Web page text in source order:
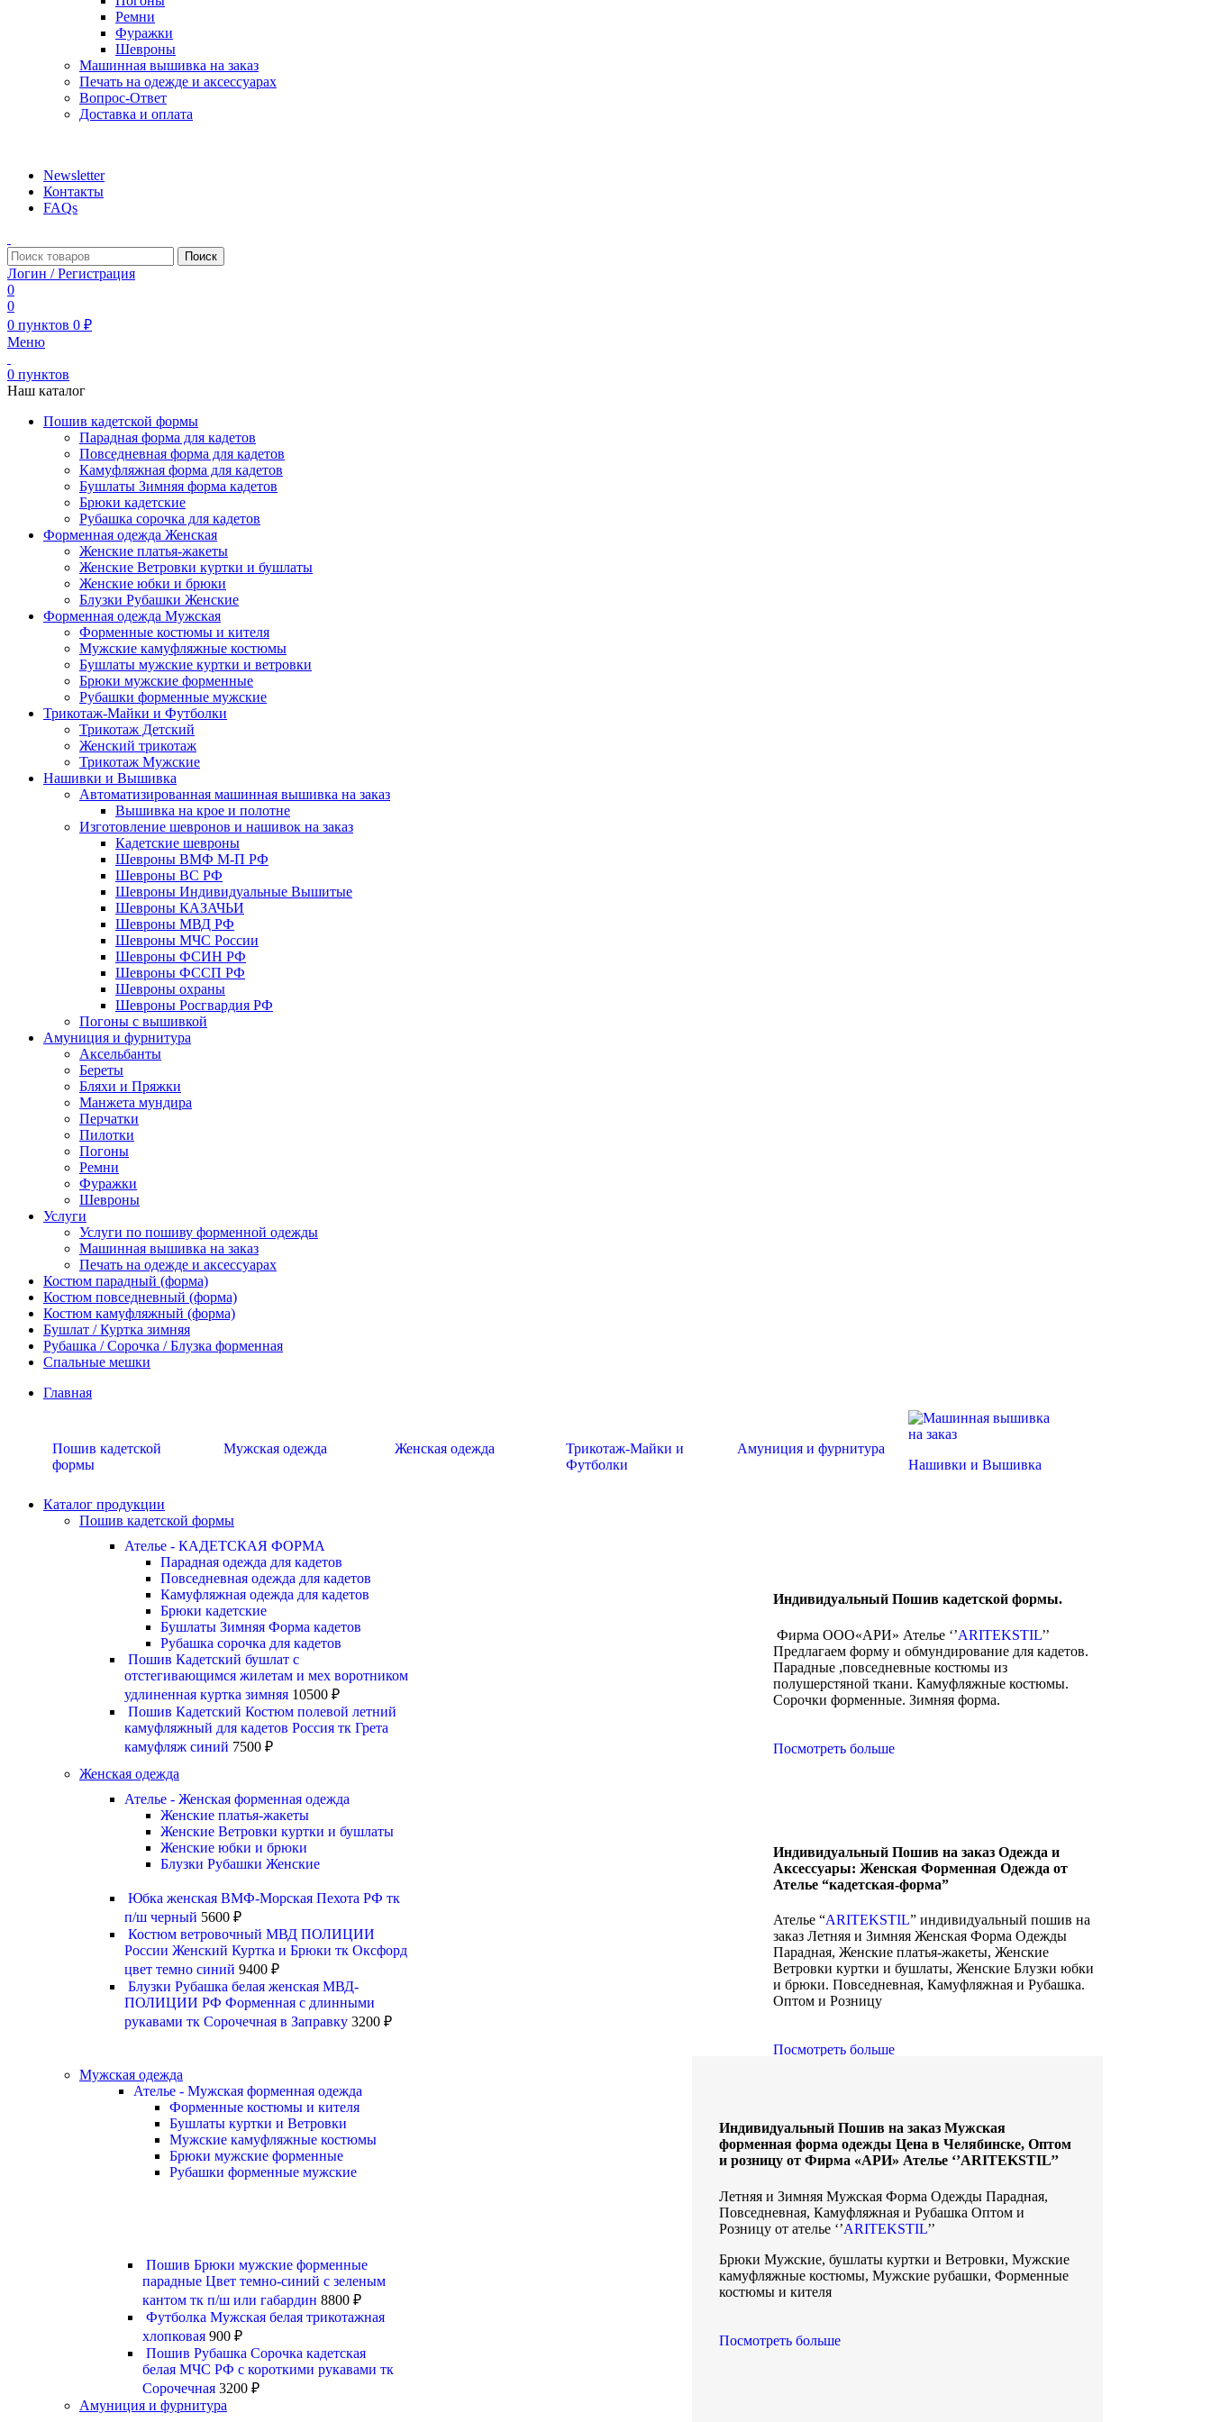
Ремни
Фуражки
Шевроны
Машинная вышивка на заказ
Печать на одежде и аксессуарах
Вопрос-Ответ
Доставка и оплата
Newsletter
Контакты
FAQs
Поиск
Логин / Регистрация
0
0
0 пунктов 0 ₽
Меню
0 пунктов
Наш каталог
Пошив кадетской формы
Парадная форма для кадетов
Повседневная форма для кадетов
Камуфляжная форма для кадетов
Бушлаты Зимняя форма кадетов
Брюки кадетские
Рубашка сорочка для кадетов
Форменная одежда Женская
Женские платья-жакеты
Женские Ветровки куртки и бушлаты
Женские юбки и брюки
Блузки Рубашки Женские
Форменная одежда Мужская
Форменные костюмы и кителя
Мужские камуфляжные костюмы
Бушлаты мужские куртки и ветровки
Брюки мужские форменные
Рубашки форменные мужские
Трикотаж-Майки и Футболки
Трикотаж Детский
Женский трикотаж
Трикотаж Мужские
Нашивки и Вышивка
Автоматизированная машинная вышивка на заказ
Вышивка на крое и полотне
Изготовление шевронов и нашивок на заказ
Кадетские шевроны
Шевроны ВМФ М-П РФ
Шевроны ВС РФ
Шевроны Индивидуальные Вышитые
Шевроны КАЗАЧЬИ
Шевроны МВД РФ
Шевроны МЧС России
Шевроны ФСИН РФ
Шевроны ФССП РФ
Шевроны охраны
Шевроны Росгвардия РФ
Погоны с вышивкой
Амуниция и фурнитура
Аксельбанты
Береты
Бляхи и Пряжки
Манжета мундира
Перчатки
Пилотки
Погоны
Ремни
Фуражки
Шевроны
Услуги
Услуги по пошиву форменной одежды
Машинная вышивка на заказ
Печать на одежде и аксессуарах
Костюм парадный (форма)
Костюм повседневный (форма)
Костюм камуфляжный (форма)
Бушлат / Куртка зимняя
Рубашка / Сорочка / Блузка форменная
Спальные мешки
Главная
Пошив кадетской
формы
Мужская одежда Женская одежда
Трикотаж-Майки и
Футболки
Амуниция и фурнитура
Нашивки и Вышивка
Каталог продукции
Пошив кадетской формы
Ателье - КАДЕТСКАЯ ФОРМА
Парадная одежда для кадетов
Повседневная одежда для кадетов
Камуфляжная одежда для кадетов
Брюки кадетские
Бушлаты Зимняя Форма кадетов
Рубашка сорочка для кадетов
Пошив Кадетский бушлат с
отстегивающимся жилетам и мех воротником
удлиненная куртка зимняя 10500 ₽
Пошив Кадетский Костюм полевой летний
камуфляжный для кадетов Россия тк Грета
камуфляж синий 7500 ₽
Индивидуальный Пошив кадетской формы.
Фирма ООО«АРИ» Ателье ‘’ARITEKSTIL’’
Предлагаем форму и обмундирование для кадетов.
Парадные ,повседневные костюмы из
полушерстяной ткани. Камуфляжные костюмы.
Сорочки форменные. Зимняя форма.
Посмотреть больше
Женская одежда
Ателье - Женская форменная одежда
Женские платья-жакеты
Женские Ветровки куртки и бушлаты
Женские юбки и брюки
Блузки Рубашки Женские
Юбка женская ВМФ-Морская Пехота РФ тк
п/ш черный 5600 ₽
Костюм ветровочный МВД ПОЛИЦИИ
России Женский Куртка и Брюки тк Оксфорд
цвет темно синий 9400 ₽
Блузки Рубашка белая женская МВД-
ПОЛИЦИИ РФ Форменная с длинными
рукавами тк Сорочечная в Заправку 3200 ₽
Индивидуальный Пошив на заказ Одежда и
Аксессуары: Женская Форменная Одежда от
Ателье “кадетская-форма”
Ателье “ARITEKSTIL” индивидуальный пошив на
заказ Летняя и Зимняя Женская Форма Одежды
Парадная, Женские платья-жакеты, Женские
Ветровки куртки и бушлаты, Женские Блузки юбки
и брюки. Повседневная, Камуфляжная и Рубашка.
Оптом и Розницу
Посмотреть больше
Мужская одежда
Ателье - Мужская форменная одежда
Форменные костюмы и кителя
Бушлаты куртки и Ветровки
Мужские камуфляжные костюмы
Брюки мужские форменные
Рубашки форменные мужские
Пошив Брюки мужские форменные
парадные Цвет темно-синий с зеленым
кантом тк п/ш или габардин 8800 ₽
Футболка Мужская белая трикотажная
хлопковая 900 ₽
Пошив Рубашка Сорочка кадетская
белая МЧС РФ с короткими рукавами тк
Сорочечная 3200 ₽
Индивидуальный Пошив на заказ Мужская
форменная форма одежды Цена в Челябинске, Оптом
и розницу от Фирма «АРИ» Ателье ‘’ARITEKSTIL’’
Летняя и Зимняя Мужская Форма Одежды Парадная,
Повседневная, Камуфляжная и Рубашка Оптом и
Розницу от ателье ‘’ARITEKSTIL’’
Брюки Мужские, бушлаты куртки и Ветровки, Мужские
камуфляжные костюмы, Мужские рубашки, Форменные
костюмы и кителя
Посмотреть больше
Амуниция и фурнитура